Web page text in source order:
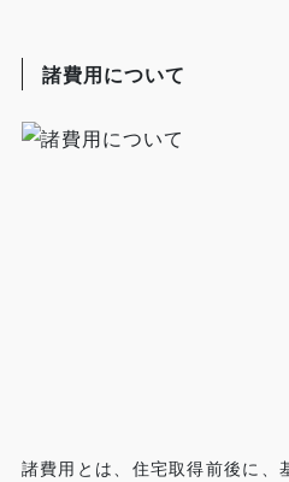
諸費用について
諸費用とは、住宅取得前後に、